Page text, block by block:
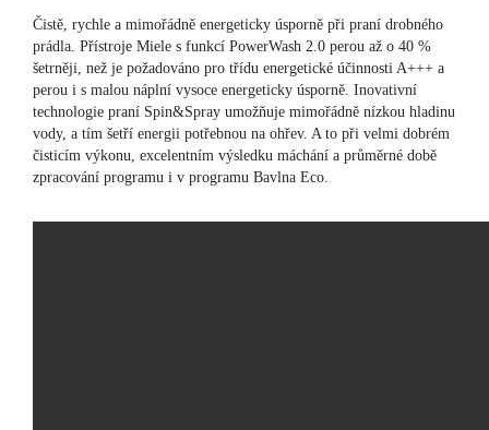
Čistě, rychle a mimořádně energeticky úsporně při praní drobného
prádla. Přístroje Miele s funkcí PowerWash 2.0 perou až o 40 %
šetrněji, než je požadováno pro třídu energetické účinnosti A+++ a
perou i s malou náplní vysoce energeticky úsporně. Inovativní
technologie praní Spin&Spray umožňuje mimořádně nízkou hladinu
vody, a tím šetří energii potřebnou na ohřev. A to při velmi dobrém
čisticím výkonu, excelentním výsledku máchání a průměrné době
zpracování programu i v programu Bavlna Eco.